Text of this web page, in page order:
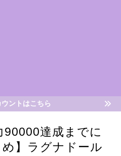
ントはこちら
90000達成までに
】ラグナドール